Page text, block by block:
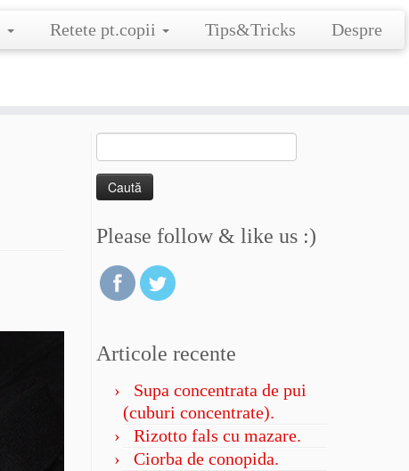
Retete pt.copii Tips&Tricks Despre
după:
Please follow & like us :)
Articole recente
Supa concentrata de pui
(cuburi concentrate).
Rizotto fals cu mazare.
Ciorba de conopida.